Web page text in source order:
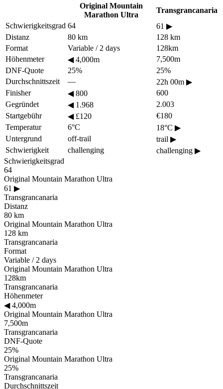
Original Mountain
Marathon Ultra
Transgrancanaria
Schwierigkeitsgrad 64 61 ▶
Distanz
80 km
128 km
Format
Variable / 2 days
128km
Höhenmeter
◀4,000m
7,500m
DNF-Quote
25%
25%
Durchschnittszeit
— 22h 00m ▶
Finisher
◀800
600
Gegründet
◀1.968
2.003
Startgebühr
◀£120
€180
Temperatur
6°C 18°C ▶
Untergrund
off-trail trail ▶
Schwierigkeit
challenging challenging ▶
Schwierigkeitsgrad
64
Original Mountain Marathon Ultra
61 ▶
Transgrancanaria
Distanz
80 km
Original Mountain Marathon Ultra
128 km
Transgrancanaria
Format
Variable / 2 days
Original Mountain Marathon Ultra
128km
Transgrancanaria
Höhenmeter
◀4,000m
Original Mountain Marathon Ultra
7,500m
Transgrancanaria
DNF-Quote
25%
Original Mountain Marathon Ultra
25%
Transgrancanaria
Durchschnittszeit